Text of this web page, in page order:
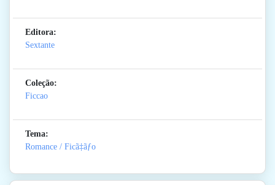
Editora:
Sextante
Coleção:
Ficcao
Tema:
Romance / Ficã‡ãƒo